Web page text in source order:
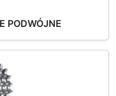
PODWÓJNE